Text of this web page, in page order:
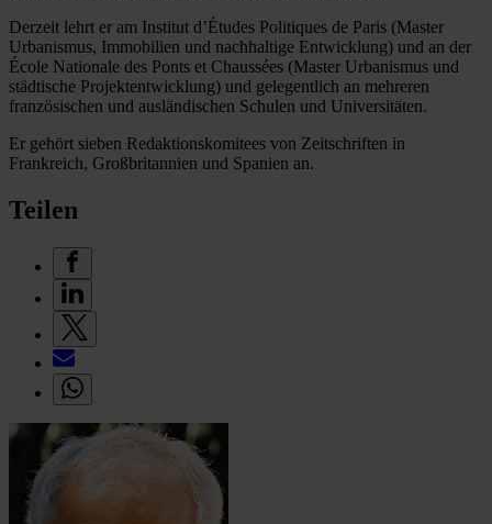
Derzeit lehrt er am Institut d’Études Politiques de Paris (Master
Urbanismus, Immobilien und nachhaltige Entwicklung) und an der
École Nationale des Ponts et Chaussées (Master Urbanismus und
städtische Projektentwicklung) und gelegentlich an mehreren
französischen und ausländischen Schulen und Universitäten.
Er gehört sieben Redaktionskomitees von Zeitschriften in
Frankreich, Großbritannien und Spanien an.
Teilen